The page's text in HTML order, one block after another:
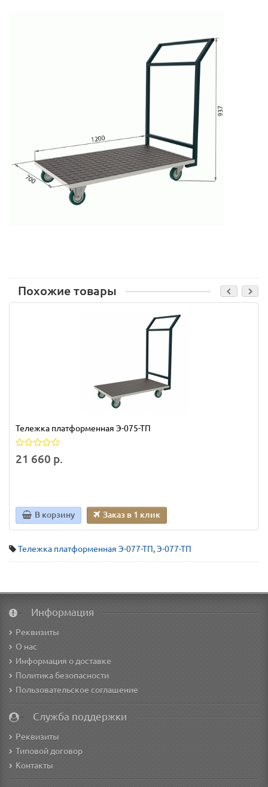
Похожие товары
Тележка платформенная Э-075-ТП
21 660 р.
В корзину Заказ в 1 клик
Тележка платформенная Э-077-ТП,Э-077-ТП
Информация
Реквизиты
О нас
Информация о доставке
Политика безопасности
Пользовательское соглашение
Служба поддержки
Реквизиты
Типовой договор
Контакты